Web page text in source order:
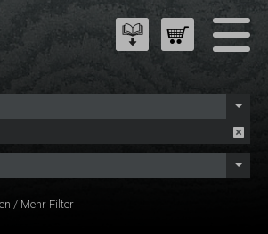
/ Mehr Filter